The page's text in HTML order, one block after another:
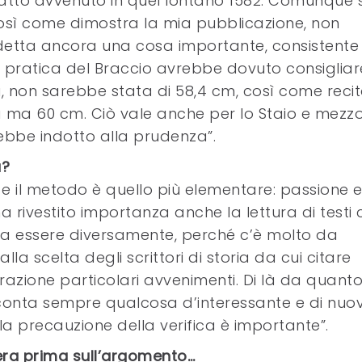
come dimostra la mia pubblicazione, non
ancora una cosa importante, consistente
pratica del Braccio avrebbe dovuto
sarebbe stata di 58,4 cm, così come
60 cm. Ciò vale anche per lo Staio e
indotto alla prudenza”.
il metodo è quello più elementare: passione e
rivestito importanza anche la lettura di testi
diversamente, perché c’è molto da
scelta degli scrittori di storia da cui citare
particolari avvenimenti. Di là da quanto
sempre qualcosa d’interessante e di
precauzione della verifica è importante”.
prima sull’argomento…